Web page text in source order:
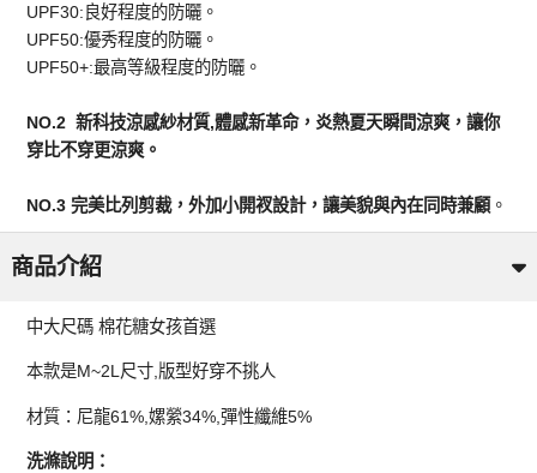
UPF30:良好程度的防曬。
UPF50:優秀程度的防曬。
UPF50+:最高等級程度的防曬。
NO.2 新科技涼感紗材質,體感新革命，炎熱夏天瞬間涼爽，讓你
穿比不穿更涼爽。
NO.3 完美比列剪裁，外加小開衩設計，讓美貌與內在同時兼顧 。
商品介紹
中大尺碼 棉花糖女孩首選
本款是M~2L尺寸,版型好穿不挑人
材質：尼龍61%,嫘縈34%,彈性纖維5%
洗滌說明：